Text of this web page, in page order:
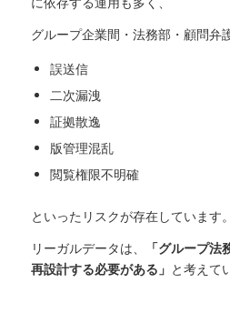
グループ企業間・法務部・顧問弁
誤送信
二次漏洩
証拠散逸
版管理混乱
閲覧権限不明確
といったリスクが存在しています。
リーガルデータは、
「グループ
再設計する必要がある」 と考えて